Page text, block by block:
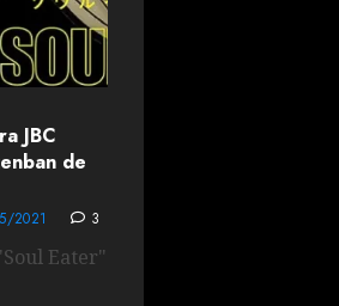
JBC
de
2021 3
Eater"